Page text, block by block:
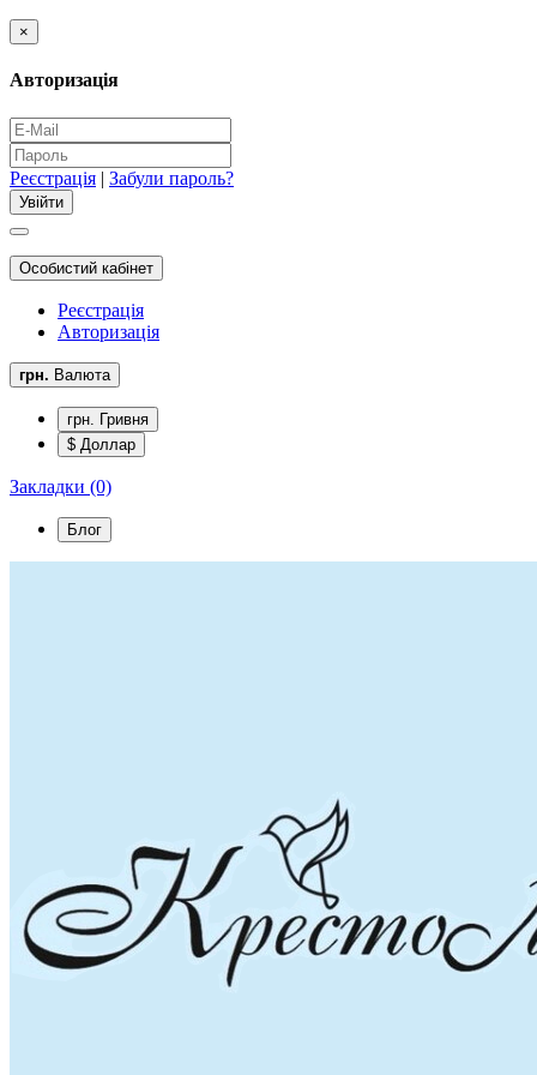
×
Авторизація
Реєстрація | Забули пароль?
Особистий кабінет
Реєстрація
Авторизація
грн. Валюта
грн. Гривня
$ Доллар
Закладки (0)
Блог